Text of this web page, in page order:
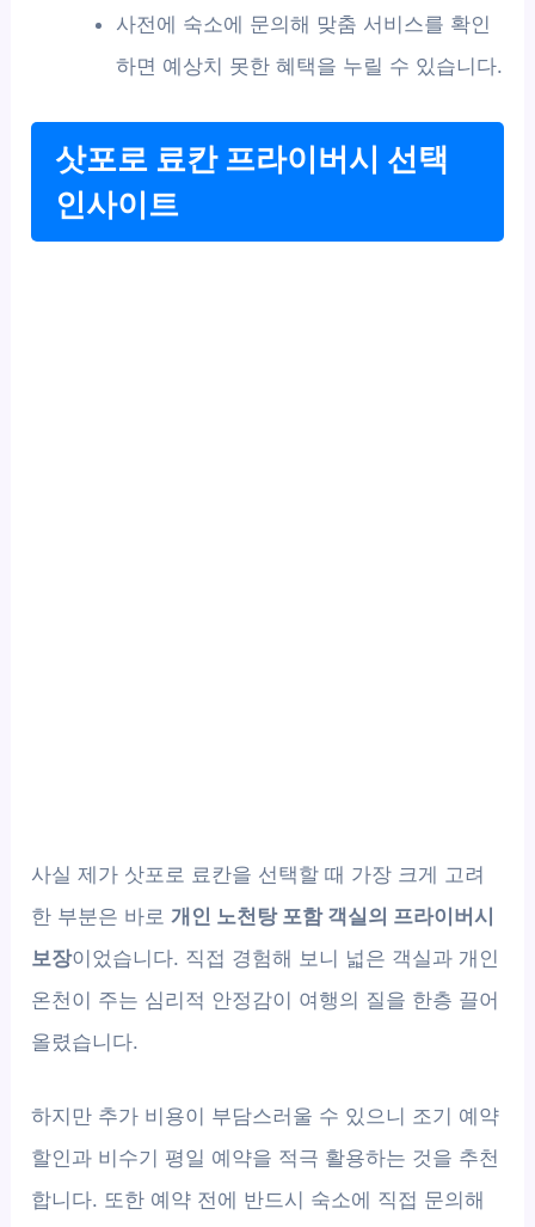
사전에 숙소에 문의해 맞춤 서비스를 확인
하면 예상치 못한 혜택을 누릴 수 있습니다.
삿포로 료칸 프라이버시 선택
인사이트
사실 제가 삿포로 료칸을 선택할 때 가장 크게 고려
한 부분은 바로개인 노천탕 포함 객실의 프라이버시
보장이었습니다. 직접 경험해 보니 넓은 객실과 개인
온천이 주는 심리적 안정감이 여행의 질을 한층 끌어
올렸습니다.
하지만 추가 비용이 부담스러울 수 있으니 조기 예약
할인과 비수기 평일 예약을 적극 활용하는 것을 추천
합니다. 또한 예약 전에 반드시 숙소에 직접 문의해